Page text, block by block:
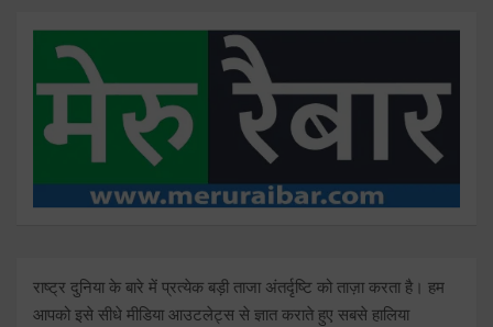
राष्ट्र दुनिया के बारे में प्रत्येक बड़ी ताजा अंतर्दृष्टि को ताज़ा करता है। हम
आपको इसे सीधे मीडिया आउटलेट्स से ज्ञात कराते हुए सबसे हालिया